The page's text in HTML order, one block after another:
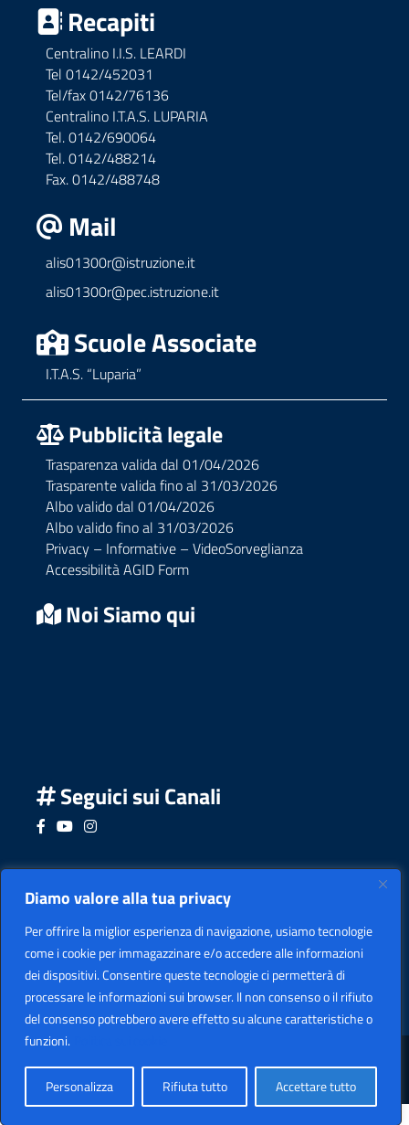
Diamo valore alla tua privacy
Per offrire la miglior esperienza di navigazione, usiamo tecnologie
come i cookie per immagazzinare e/o accedere alle informazioni
dei dispositivi. Consentire queste tecnologie ci permetterà di
processare le informazioni sui browser. Il non consenso o il rifiuto
del consenso potrebbero avere effetto su alcune caratteristiche o
funzioni.
Personalizza Rifiuta tutto Accettare tutto
Recapiti
Centralino I.I.S. LEARDI
Tel 0142/452031
Tel/fax 0142/76136
Centralino I.T.A.S. LUPARIA
Tel. 0142/690064
Tel. 0142/488214
Fax. 0142/488748
Mail
alis01300r@istruzione.it
alis01300r@pec.istruzione.it
Scuole Associate
I.T.A.S. “Luparia”
Pubblicità legale
Trasparenza valida dal 01/04/2026
Trasparente valida fino al 31/03/2026
Albo valido dal 01/04/2026
Albo valido fino al 31/03/2026
Privacy – Informative – VideoSorveglianza
Accessibilità AGID Form
Noi Siamo qui
Seguici sui Canali
Seguici su Facebook
Seguici su YouTube
Seguici su Instagram
Sezione Legale Copyright 2026 I.I.S. "LEARDI"